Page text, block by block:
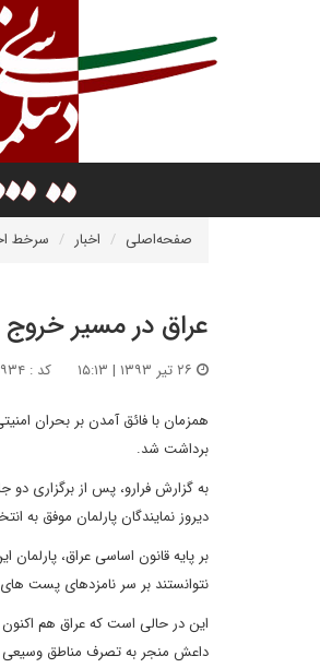
صفحه‌اصلی اخبار سرخط
عراق در مسیر
کد : ۱۹۳۵۹۳۴
همزمان با فائق آمدن بر بحران
برداشت شد.
به گزارش فرارو، پس از برگزاری
دیروز نمایندگان پارلمان موفق
بر پایه قانون اساسی عراق،
نتوانستند بر سر نامزدهای پست
این در حالی است که عراق هم
داعش منجر به تصرف مناطق وسیعی